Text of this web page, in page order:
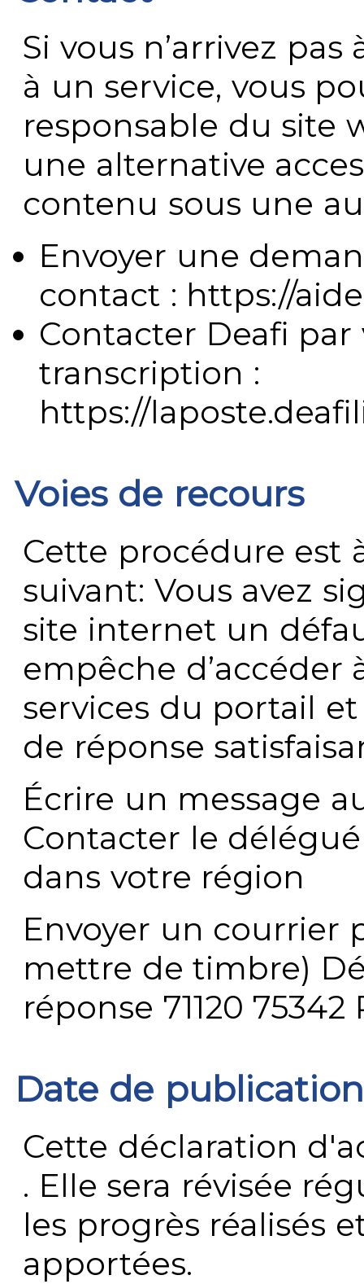
Si vous n’arrivez
à un service, vous
responsable du site
une alternative
contenu sous une
Envoyer une
contact : https://
Contacter Deafi
transcription :
https://
Voies de recours
Cette procédure est
suivant: Vous avez
site internet un
empêche
services du portail
de réponse
Écrire un message
Contacter le
dans votre région
Envoyer un courrier
mettre de timbre)
réponse 71120 75342
Date de publication
Cette déclaration
. Elle sera révisée
les progrès réalisés
apportées.